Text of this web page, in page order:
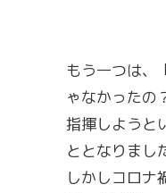
もう一つは、
ゃなかったの
指揮しようと
ととなりまし
しかしコロナ